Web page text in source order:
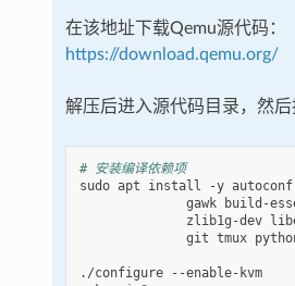
在该地址下载Qemu源代码：
https://download.qemu.org/
解压后进入源代码目录，然后
# 安装编译依赖项
sudo apt install -y autoconf
gawk
build-
zlib1g-dev
git tmux
./configure
--enable-kvm